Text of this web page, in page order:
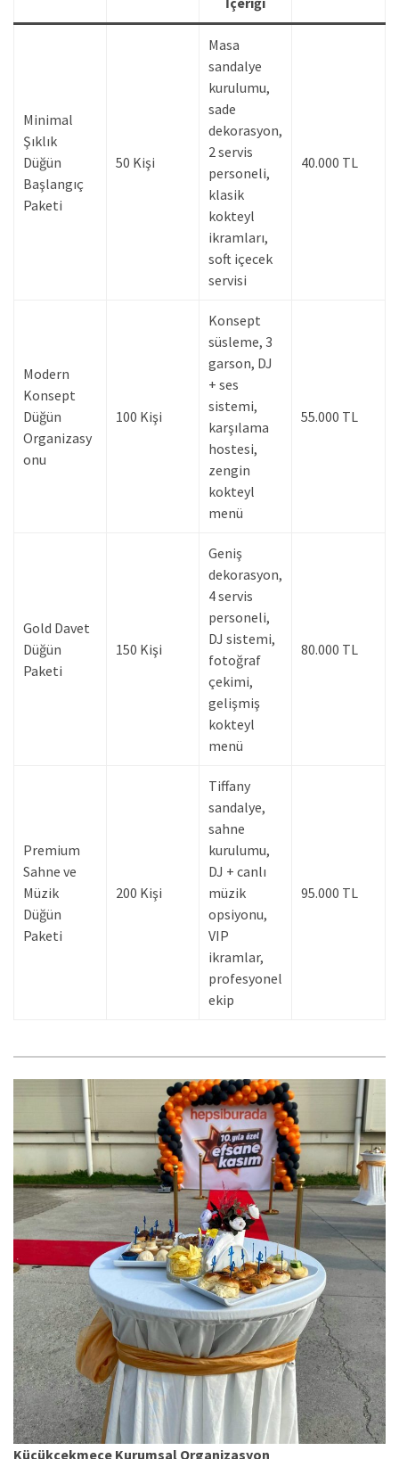
Minimal
Şıklık
Düğün
Başlangıç
Paketi
50 Kişi
Masa
sandalye
kurulumu,
sade
dekorasyon,
2 servis
personeli,
klasik
kokteyl
ikramları,
soft içecek
servisi
40.000 TL
Modern
Konsept
Düğün
Organizasy
onu
100 Kişi
Konsept
süsleme, 3
garson, DJ
+ ses
sistemi,
karşılama
hostesi,
zengin
kokteyl
menü
55.000 TL
Gold Davet
Düğün
Paketi
150 Kişi
Geniş
dekorasyon,
4 servis
personeli,
DJ sistemi,
fotoğraf
çekimi,
gelişmiş
kokteyl
menü
80.000 TL
Premium
Sahne ve
Müzik
Düğün
Paketi
200 Kişi
Tiffany
sandalye,
sahne
kurulumu,
DJ + canlı
müzik
opsiyonu,
VIP
ikramlar,
profesyonel
ekip
95.000 TL
Küçükçekmece Kurumsal Organizasyon